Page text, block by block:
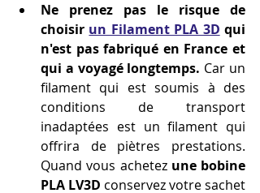
Ne prenez pas le risque de
choisir un Filament PLA 3D qui
n'est pas fabriqué en France et
qui a voyagé longtemps. Car un
filament qui est soumis à des
conditions de transport
inadaptées est un filament qui
offrira de piètres prestations.
Quand vous achetez une bobine
PLA LV3D conservez votre sachet